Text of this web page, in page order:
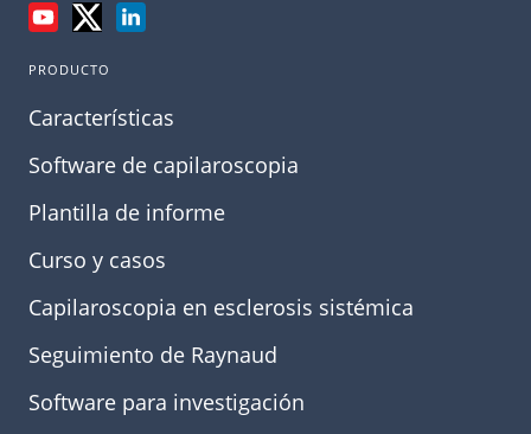
PRODUCTO
Características
Software de capilaroscopia
Plantilla de informe
Curso y casos
Capilaroscopia en esclerosis sistémica
Seguimiento de Raynaud
Software para investigación